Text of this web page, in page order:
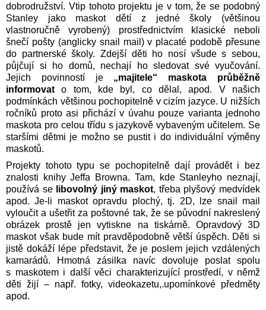
dobrodružství. Vtip tohoto projektu je v tom, že se podobný
Stanley jako maskot dětí z jedné školy (většinou
vlastnoručně vyrobený) prostřednictvím klasické neboli
šnečí pošty (anglicky snail mail) v placaté podobě přesune
do partnerské školy. Zdejší děti ho nosí všude s sebou,
půjčují si ho domů, nechají ho sledovat své vyučování.
Jejich povinností je „majitele“ maskota průběžně
informovat o tom, kde byl, co dělal, apod. V našich
podmínkách většinou pochopitelně v cizím jazyce. U nižších
ročníků proto asi přichází v úvahu pouze varianta jednoho
maskota pro celou třídu s jazykově vybaveným učitelem. Se
staršími dětmi je možno se pustit i do individuální výměny
maskotů.
Projekty tohoto typu se pochopitelně dají provádět i bez
znalosti knihy Jeffa Browna. Tam, kde Stanleyho neznají,
používá se libovolný jiný maskot, třeba plyšový medvídek
apod. Je-li maskot opravdu plochý, tj. 2D, lze snail mail
vyloučit a ušetřit za poštovné tak, že se původní nakreslený
obrázek prostě jen vytiskne na tiskárně. Opravdový 3D
maskot však bude mít pravděpodobně větší úspěch. Děti si
jistě dokáží lépe představit, že je poslem jejich vzdálených
kamarádů. Hmotná zásilka navíc dovoluje poslat spolu
s maskotem i další věci charakterizující prostředí, v němž
děti žijí – např. fotky, videokazetu,.upomínkové předměty
apod.